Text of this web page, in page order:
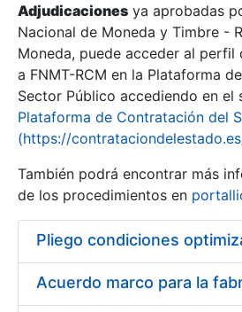
Show/Hide
Adjudicaciones ya aprobadas
Nacional de Moneda y Timbre -
Moneda, puede acceder al
a FNMT-RCM en la Plataforma
Sector Público accediendo en el
Plataforma de Contratación del
(https://
También podrá encontrar más
de los procedimientos en